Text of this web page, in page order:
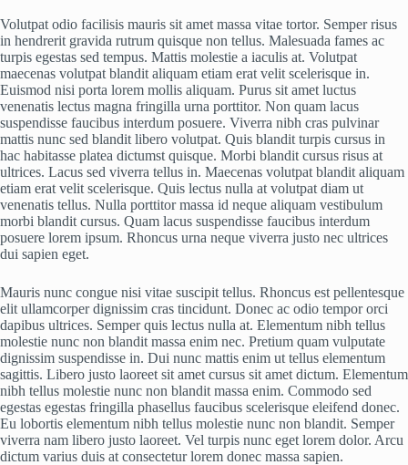
Volutpat odio facilisis mauris sit amet massa vitae tortor. Semper risus
in hendrerit gravida rutrum quisque non tellus. Malesuada fames ac
turpis egestas sed tempus. Mattis molestie a iaculis at. Volutpat
maecenas volutpat blandit aliquam etiam erat velit scelerisque in.
Euismod nisi porta lorem mollis aliquam. Purus sit amet luctus
venenatis lectus magna fringilla urna porttitor. Non quam lacus
suspendisse faucibus interdum posuere. Viverra nibh cras pulvinar
mattis nunc sed blandit libero volutpat. Quis blandit turpis cursus in
hac habitasse platea dictumst quisque. Morbi blandit cursus risus at
ultrices. Lacus sed viverra tellus in. Maecenas volutpat blandit aliquam
etiam erat velit scelerisque. Quis lectus nulla at volutpat diam ut
venenatis tellus. Nulla porttitor massa id neque aliquam vestibulum
morbi blandit cursus. Quam lacus suspendisse faucibus interdum
posuere lorem ipsum. Rhoncus urna neque viverra justo nec ultrices
dui sapien eget.
Mauris nunc congue nisi vitae suscipit tellus. Rhoncus est pellentesque
elit ullamcorper dignissim cras tincidunt. Donec ac odio tempor orci
dapibus ultrices. Semper quis lectus nulla at. Elementum nibh tellus
molestie nunc non blandit massa enim nec. Pretium quam vulputate
dignissim suspendisse in. Dui nunc mattis enim ut tellus elementum
sagittis. Libero justo laoreet sit amet cursus sit amet dictum. Elementum
nibh tellus molestie nunc non blandit massa enim. Commodo sed
egestas egestas fringilla phasellus faucibus scelerisque eleifend donec.
Eu lobortis elementum nibh tellus molestie nunc non blandit. Semper
viverra nam libero justo laoreet. Vel turpis nunc eget lorem dolor. Arcu
dictum varius duis at consectetur lorem donec massa sapien.